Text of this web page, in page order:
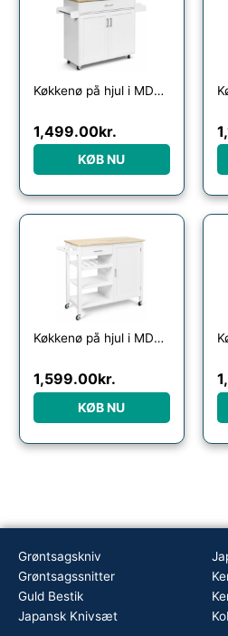
Køkkenø på hjul i MDF og hårdtræ H85 x B90 – 116 x D40 cm – Hvid/Natur
1,499.00kr.
KØB NU
Køkkenø på hjul i MDF og fyrretræ H90 x B100 + 11,5 x D48 cm – Hvid/Natur
1,599.00kr.
KØB NU
Grøntsagskniv
Grøntsagssnitter
Guld Bestik
Japansk Knivsæt